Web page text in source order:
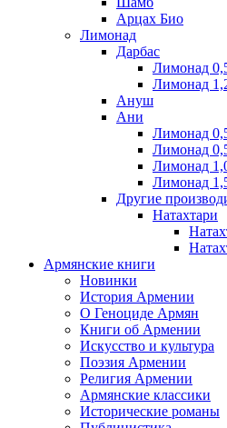
Арцах Био
Лимонад
Дарбас
Лимонад
Лимонад
Ануш
Ани
Лимонад
Лимонад
Лимонад
Лимонад
Другие
Натахтари
Армянские книги
Новинки
История Армении
О Геноциде Армян
Книги об Армении
Иcкусство и культура
Поэзия Армении
Религия Армении
Армянские классики
Исторические романы